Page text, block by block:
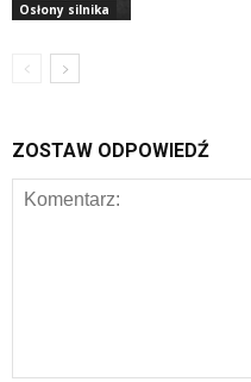
Osłony silnika
ZOSTAW ODPOWIEDŹ